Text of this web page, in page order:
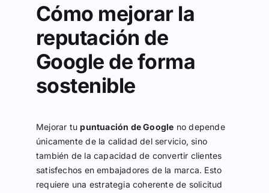
Cómo mejorar la
reputación de
Google de forma
sostenible
Mejorar tupuntuación de Google no depende
únicamente de la calidad del servicio, sino
también de la capacidad de convertir clientes
satisfechos en embajadores de la marca. Esto
requiere una estrategia coherente de solicitud